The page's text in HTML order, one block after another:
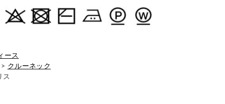
ース
> クルーネック
ス